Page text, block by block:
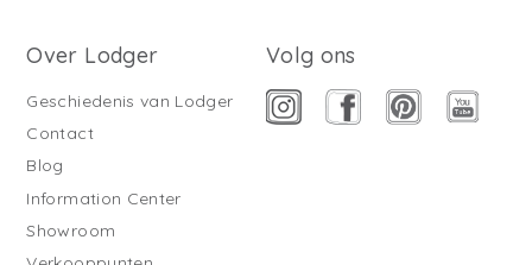
Over Lodger
Geschiedenis van Lodger
Contact
Blog
Information Center
Showroom
Volg ons